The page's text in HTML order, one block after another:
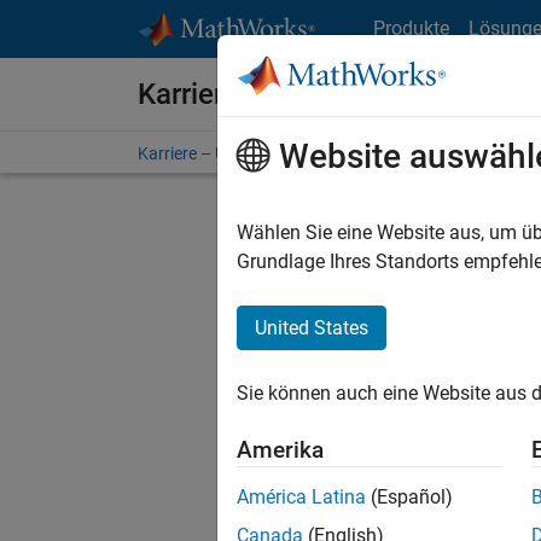
Produkte
Karriere bei MathWorks
Karriere – Übersicht Stellensuche
FILTER:
Stellen
Es
Region
Website
Wählen Sie eine Website aus, um
Grundlage Ihres Standorts
United States
Sie können auch eine Website aus
Amerika
América Latina (Español)
Canada (English)